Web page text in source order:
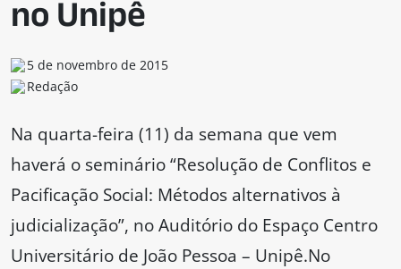
no Unipê
5 de novembro de 2015
Redação
Na quarta-feira (11) da semana que vem
haverá o seminário “Resolução de Conflitos e
Pacificação Social: Métodos alternativos à
judicialização”, no Auditório do Espaço Centro
Universitário de João Pessoa – Unipê.No